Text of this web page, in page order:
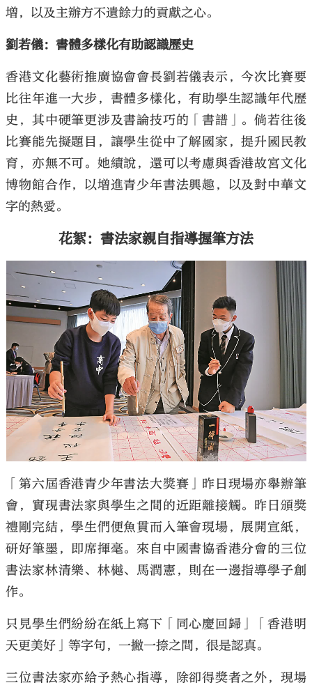
增，以及主辦方不遺餘力的貢獻之心。
劉若儀：書體多樣化有助認識歷史
香港文化藝術推廣協會會長劉若儀表示，今次比賽要
比往年進一大步，書體多樣化，有助學生認識年代歷
史，其中硬筆更涉及書論技巧的「書譜」。倘若往後
比賽能先擬題目，讓學生從中了解國家，提升國民教
育，亦無不可。她續說，還可以考慮與香港故宮文化
博物館合作，以增進青少年書法興趣，以及對中華文
字的熱愛。
花絮：書法家親自指導握筆方法
「第六屆香港青少年書法大獎賽」昨日現場亦舉辦筆
會，實現書法家與學生之間的近距離接觸。昨日頒獎
禮剛完結，學生們便魚貫而入筆會現場，展開宣紙，
研好筆墨，即席揮毫。來自中國書協香港分會的三位
書法家林清樂、林樾、馬潤憲，則在一邊指導學子創
作。
只見學生們紛紛在紙上寫下「同心慶回歸」「香港明
天更美好」等字句，一撇一捺之間，很是認真。
三位書法家亦給予熱心指導，除卻得獎者之外，現場